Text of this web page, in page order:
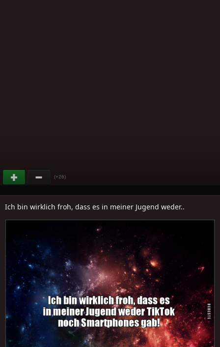
(+26)
Ich bin wirklich froh, dass es in meiner Jugend weder..